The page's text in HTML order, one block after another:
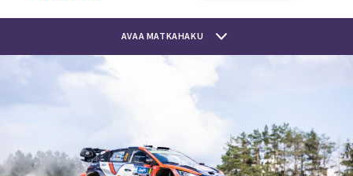
AVAA MATKAHAKU